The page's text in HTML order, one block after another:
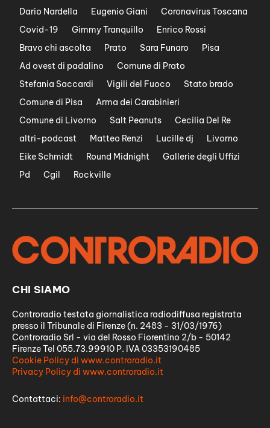
Dario Nardella
Eugenio Giani
Coronavirus Toscana
Covid-19
Gimmy Tranquillo
Enrico Rossi
Bravo chi ascolta
Prato Sara Funaro
Pisa
Ad ovest di padalino
Comune di Prato
Stefania Saccardi
Vigili del Fuoco
Stato brado
Comune di Pisa
Arma dei Carabinieri
Comune di Livorno
Salt Peanuts
Cecilia Del Re
altri-podcast
Matteo Renzi Lucille dj
Livorno
Eike Schmidt
Round Midnight
Gallerie degli Uffizi
Pd
Cgil Rockville
CHI SIAMO
Controradio testata giornalistica radiodiffusa registrata
presso il Tribunale di Firenze (n. 2483 - 31/03/1976)
Controradio Srl - via del Rosso Fiorentino 2/b - 50142
Firenze Tel 055.73.99910 P. IVA 03353190485
Cookie Policy di www.controradio.it
Privacy Policy di www.controradio.it
Contattaci: info@controradio.it